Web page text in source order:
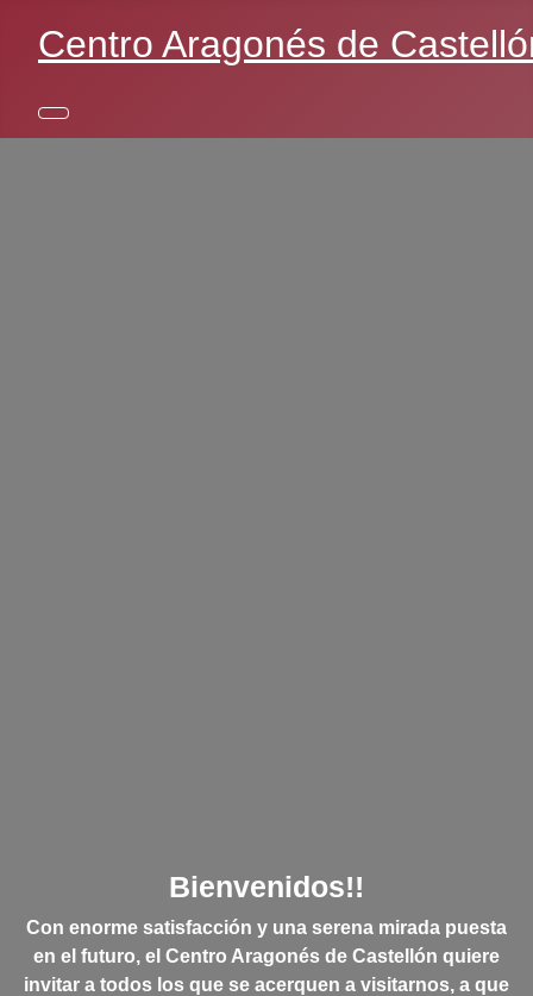
Centro Aragonés de
Bienvenidos!!
Con enorme satisfacción y una serena mirada puesta
en el futuro, el Centro Aragonés de Castellón quiere
invitar a todos los que se acerquen a visitarnos, a que